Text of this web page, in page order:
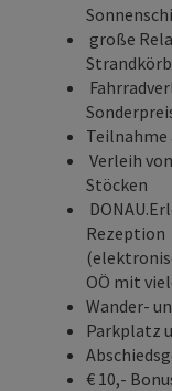
große
Verleih
Stöcken
Rezeption
OÖ mit
Wander-
Parkplatz
€ 10,-